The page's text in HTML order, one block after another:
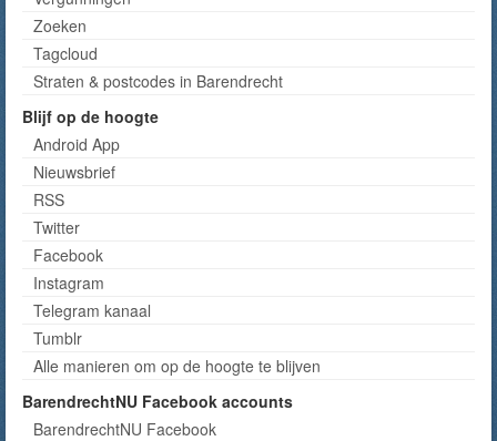
Zoeken
Tagcloud
Straten & postcodes in Barendrecht
Blijf op de hoogte
Android App
Nieuwsbrief
RSS
Twitter
Facebook
Instagram
Telegram kanaal
Tumblr
Alle manieren om op de hoogte te blijven
BarendrechtNU Facebook accounts
BarendrechtNU Facebook